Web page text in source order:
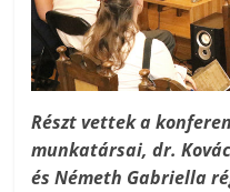
Részt vettek a
munkatársai, dr.
és Németh Gabriella